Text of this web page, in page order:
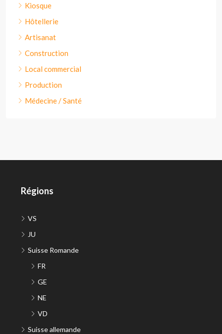
Kiosque
Hôtellerie
Artisanat
Construction
Local commercial
Production
Médecine / Santé
Régions
VS
JU
Suisse Romande
FR
GE
NE
VD
Suisse allemande